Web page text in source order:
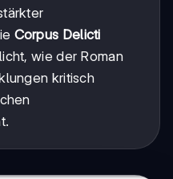
Corpus Delicti
wie der Roman
kritisch